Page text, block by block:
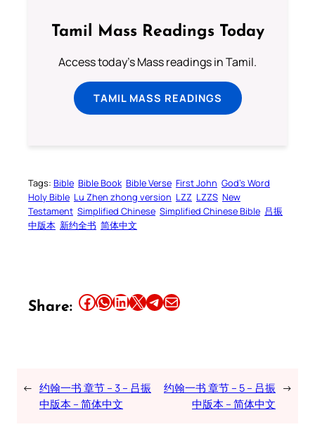
Tamil Mass Readings Today
Access today's Mass readings in Tamil.
TAMIL MASS READINGS
Tags: Bible Bible Book Bible Verse First John God’s Word
Holy Bible Lu Zhen zhong version LZZ LZZS New
Testament Simplified Chinese Simplified Chinese Bible 吕振
中版本 新约全书 简体中文
Share: Share this article on Facebook Share this article on WhatsApp Share this article on LinkedIn Share this article on X Share this article on TelegramEmail this Article
← 约翰一书 章节 – 3 – 吕振
中版本 – 简体中文
约翰一书 章节 – 5 – 吕振
中版本 – 简体中文
→